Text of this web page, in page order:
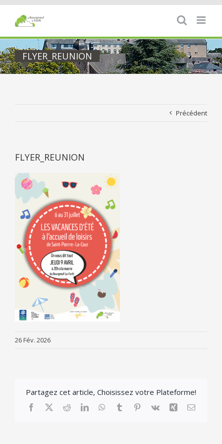
Passer
contenu
FLYER_REUNION
Précédent
FLYER_REUNION
26 Fév. 2026
Partagez cet article, Choisissez votre Plateforme!
Facebook
X RedditLinkedInWhatsApp
TumblrPinterest
Vk Xing Email